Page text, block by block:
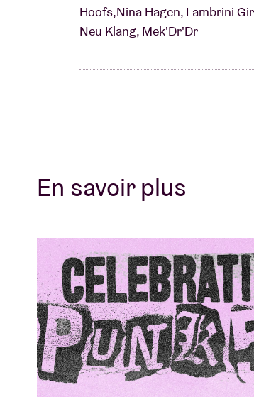
Hoofs,Nina Hagen, Lambrini
Neu Klang, Mek'Dr'Dr
En savoir plus